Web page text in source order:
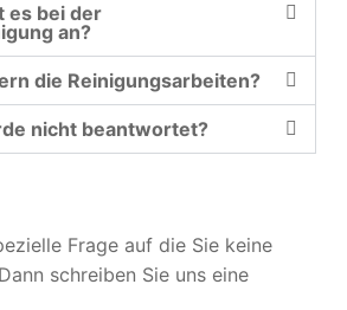
es bei der
an?
die Reinigungsarbeiten?
nicht beantwortet?
Frage auf die Sie keine
schreiben Sie uns eine